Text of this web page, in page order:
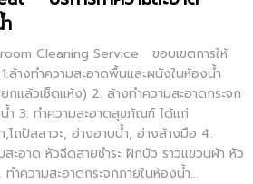
Cleaning Service ขอบเขตการให้
ล้างทำความสะอาดพื้นและผนังในห้องน้ำ
กแล้วเช็ดแห้ง) 2. ล้างทำความสะอาดกระจก
ำ 3. ทำความสะอาดสุขภัณฑ์ ได้แก่
,โถปัสสาวะ, อ่างอาบน้ำ, อ่างล้างมือ 4.
สะอาด หัวฉีดสายชำระ ฝักบัว ราวแขวนผ้า หัว
ำความสะอาดกระจกภายในห้องน้ำ…